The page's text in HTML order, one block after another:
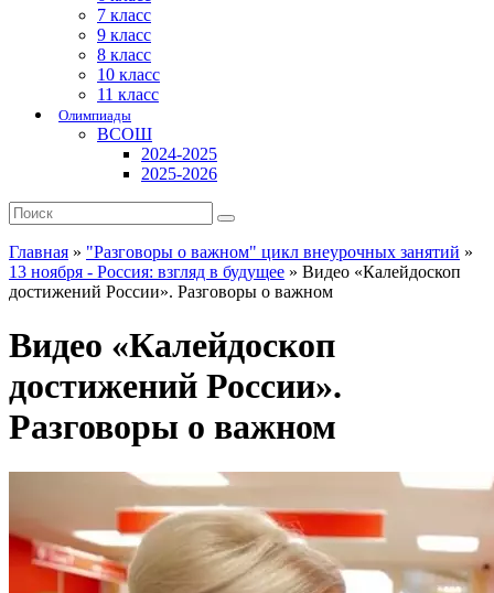
7 класс
9 класс
8 класс
10 класс
11 класс
Олимпиады
ВСОШ
2024-2025
2025-2026
Главная » "Разговоры о важном" цикл внеурочных занятий »
13 ноября - Россия: взгляд в будущее » Видео «Калейдоскоп
достижений России». Разговоры о важном
Видео «Калейдоскоп
достижений России».
Разговоры о важном